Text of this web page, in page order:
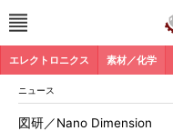
エレクトロニクス 素材／化学
ニュース
図研／Nano Dimension